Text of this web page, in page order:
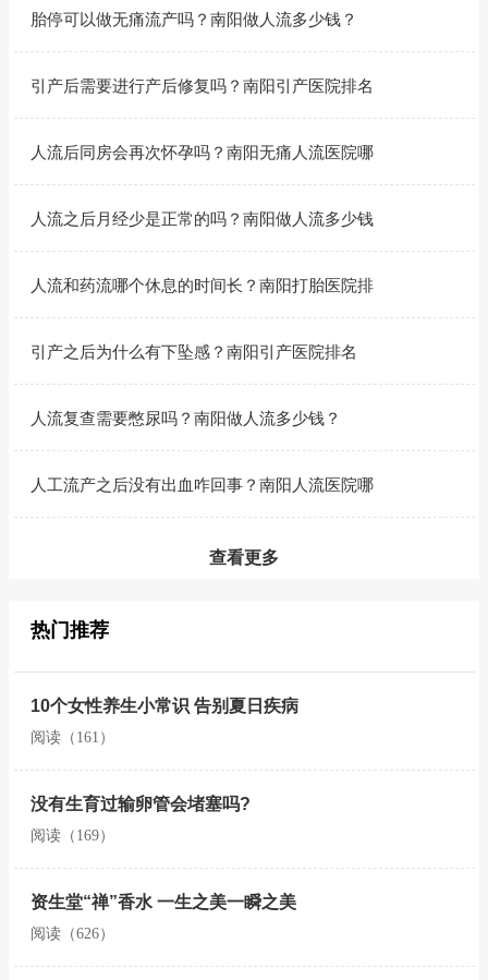
胎停可以做无痛流产吗？南阳做人流多少钱？
引产后需要进行产后修复吗？南阳引产医院排名
人流后同房会再次怀孕吗？南阳无痛人流医院哪
人流之后月经少是正常的吗？南阳做人流多少钱
人流和药流哪个休息的时间长？南阳打胎医院排
引产之后为什么有下坠感？南阳引产医院排名
人流复查需要憋尿吗？南阳做人流多少钱？
人工流产之后没有出血咋回事？南阳人流医院哪
查看更多
热门推荐
10个女性养生小常识 告别夏日疾病
阅读（161）
没有生育过输卵管会堵塞吗?
阅读（169）
资生堂“禅”香水 一生之美一瞬之美
阅读（626）